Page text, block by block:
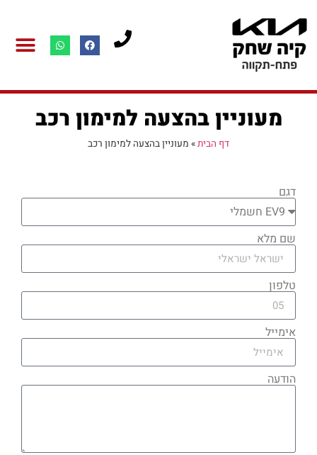
מעוניין בהצעה למימון רכב
דף הבית» מעוניין בהצעה למימון רכב
דגם
שם מלא
טלפון
אימייל
הודעה